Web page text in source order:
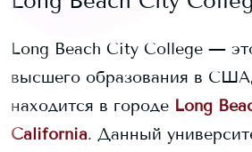
Long Beach City College —
высшего образования в
находится в городе Long
California. Данный